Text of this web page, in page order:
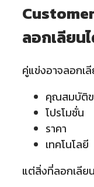
ลอกเลียน
คู่แข่งอาจลอกเ
คุณสมบัติ
โปรโมชั่น
ราคา
เทคโนโลยี
แต่สิ่งที่ลอกเลีย